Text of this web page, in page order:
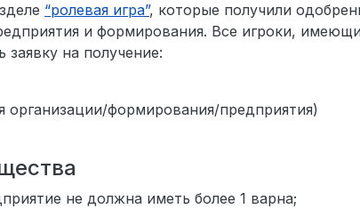
“ролевая игра”, которые получили
и формирования. Все игроки,
заявку на получение:
организации/формирования/предприятия)
не должна иметь более 1 варна;